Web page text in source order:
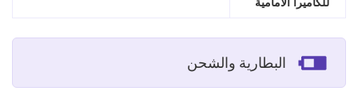
للكاميرا الأمامية
البطارية والشحن